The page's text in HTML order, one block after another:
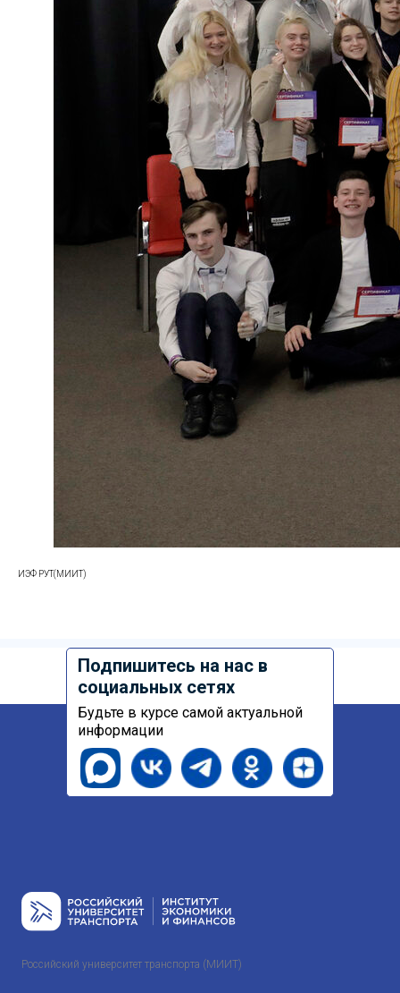
ИЭФ РУТ(МИИТ)
Подпишитесь на нас в
социальных сетях
Будьте в курсе самой актуальной
информации
Российский университет транспорта (МИИТ)